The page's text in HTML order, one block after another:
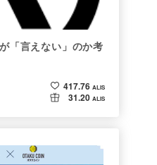
「言えない」のか考
417.76 ALIS
31.20 ALIS